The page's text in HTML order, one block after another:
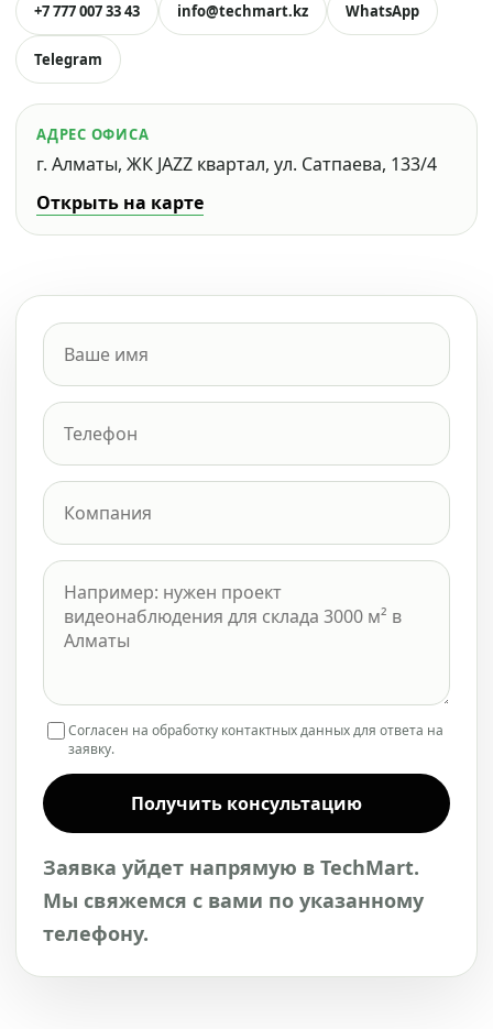
+7 777 007 33 43 info@techmart.kz WhatsApp
Telegram
АДРЕС ОФИСА
г. Алматы, ЖК JAZZ квартал, ул. Сатпаева, 133/4
Открыть на карте
Согласен на обработку контактных данных для ответа на
заявку.
Получить консультацию
Заявка уйдет напрямую в TechMart.
Мы свяжемся с вами по указанному
телефону.